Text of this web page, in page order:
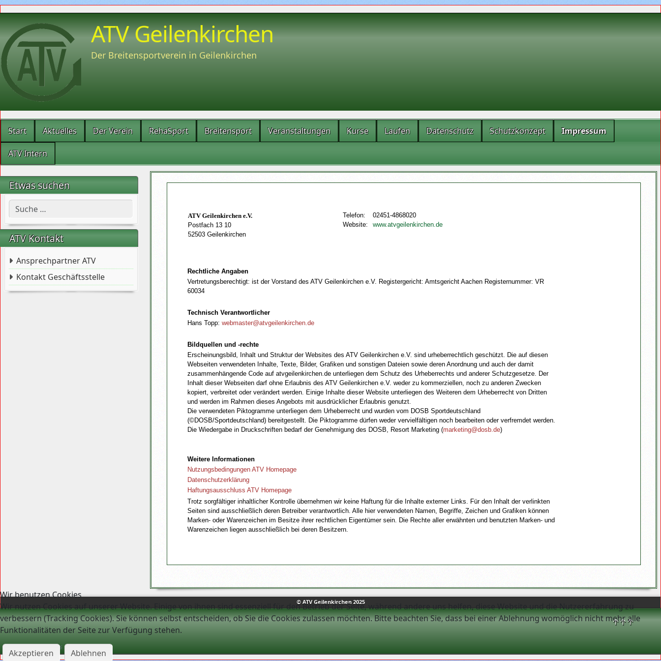
ATV Geilenkirchen
Der Breitensportverein in Geilenkirchen
Start Aktuelles Der Verein RehaSport Breitensport Veranstaltungen Kurse Laufen Datenschutz Schutzkonzept Impressum
ATV Intern
© ATV Geilenkirchen 2025
↑↑↑
Samstag, 08. August 2026
Etwas suchen
Suchen
ATV Kontakt
Ansprechpartner ATV
Kontakt Geschäftsstelle
ATV Geilenkirchen e.V.
Postfach 13 10
52503 Geilenkirchen
Telefon:
02451-4868020
Website:
www.atvgeilenkirchen.de
Rechtliche Angaben
Vertretungsberechtigt: ist der Vorstand des ATV Geilenkirchen e.V. Registergericht: Amtsgericht Aachen Registernummer: VR
60034
Technisch Verantwortlicher
Hans Topp: webmaster@atvgeilenkirchen.de
Bildquellen und -rechte
Erscheinungsbild, Inhalt und Struktur der Websites des ATV Geilenkirchen e.V. sind urheberrechtlich geschützt. Die auf diesen
Webseiten verwendeten Inhalte, Texte, Bilder, Grafiken und sonstigen Dateien sowie deren Anordnung und auch der damit
zusammenhängende Code auf atvgeilenkirchen.de unterliegen dem Schutz des Urheberrechts und anderer Schutzgesetze. Der
Inhalt dieser Webseiten darf ohne Erlaubnis des ATV Geilenkirchen e.V. weder zu kommerziellen, noch zu anderen Zwecken
kopiert, verbreitet oder verändert werden. Einige Inhalte dieser Website unterliegen des Weiteren dem Urheberrecht von Dritten
und werden im Rahmen dieses Angebots mit ausdrücklicher Erlaubnis genutzt.
Die verwendeten Piktogramme unterliegen dem Urheberrecht und wurden vom DOSB Sportdeutschland
(©DOSB/Sportdeutschland) bereitgestellt. Die Piktogramme dürfen weder vervielfältigen noch bearbeiten oder verfremdet werden.
Die Wiedergabe in Druckschriften bedarf der Genehmigung des DOSB, Resort Marketing (marketing@dosb.de)
Weitere Informationen
Nutzungsbedingungen ATV Homepage
Datenschutzerklärung
Haftungsausschluss ATV Homepage
Trotz sorgfältiger inhaltlicher Kontrolle übernehmen wir keine Haftung für die Inhalte externer Links. Für den Inhalt der verlinkten
Seiten sind ausschließlich deren Betreiber verantwortlich. Alle hier verwendeten Namen, Begriffe, Zeichen und Grafiken können
Marken- oder Warenzeichen im Besitze ihrer rechtlichen Eigentümer sein. Die Rechte aller erwähnten und benutzten Marken- und
Warenzeichen liegen ausschließlich bei deren Besitzern.
Wir benutzen Cookies
Wir nutzen Cookies auf unserer Website. Einige von ihnen sind essenziell für den Betrieb der Seite, während andere uns helfen, diese Website und die Nutzererfahrung zu
verbessern (Tracking Cookies). Sie können selbst entscheiden, ob Sie die Cookies zulassen möchten. Bitte beachten Sie, dass bei einer Ablehnung womöglich nicht mehr alle
Funktionalitäten der Seite zur Verfügung stehen.
Akzeptieren Ablehnen